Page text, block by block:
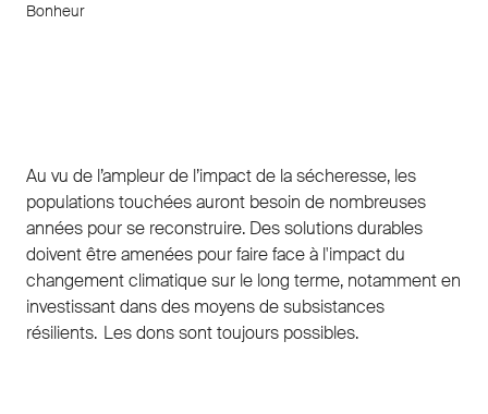
Bonheur
Au vu de l’ampleur de l’impact de la sécheresse, les
populations touchées auront besoin de nombreuses
années pour se reconstruire. Des solutions durables
doivent être amenées pour faire face à l'impact du
changement climatique sur le long terme, notamment en
investissant dans des moyens de subsistances
résilients. Les dons sont toujours possibles.